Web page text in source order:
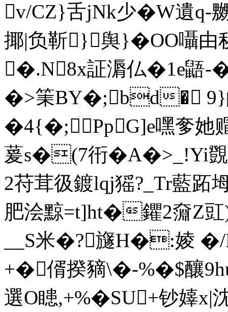
v/CZ}舌jNk少�W遺q-
揶|负靳}舆}�OO囁由
�.N8x証漘仏�1e鼯-
�>筙BY�;bd� 9}
�4{�;PpG]e嘿奓她
萲s�(7衎�A�>_!Yi覴
2苻茸彶鍍lqj猺?_Tr藍跖
肥浍黥=t]ht�鑺2
__S米�?旞H�:婈
+�偦揆豴\�-%�$釀
選O瞣,+%�SU+钞嫴